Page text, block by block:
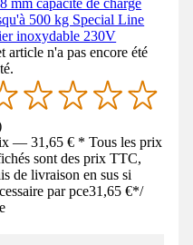
500 kg Special Line
inoxydable 230V
article n'a pas encore été
— 31,65 € * Tous les prix
sont des prix TTC,
de livraison en sus si
par pce31,65 €*/